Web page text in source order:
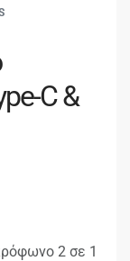
C &
2 σε 1